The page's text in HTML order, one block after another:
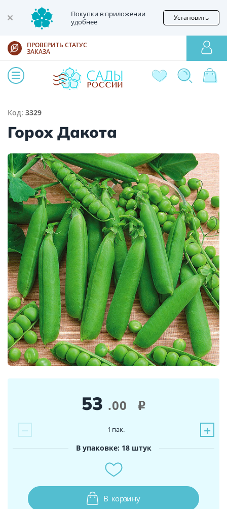
Покупки в приложении
удобнее
Установить
ПРОВЕРИТЬ СТАТУС
ЗАКАЗА
Код: 3329
Горох Дакота
53 .00 i
− +
1 пак.
В упаковке: 18 штук
В корзину